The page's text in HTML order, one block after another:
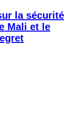
la sécurité
Mali et le